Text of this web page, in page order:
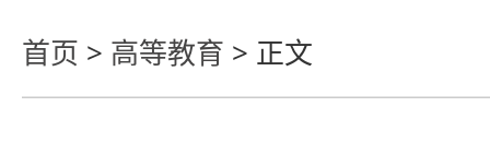
首页 > 高等教育 > 正文